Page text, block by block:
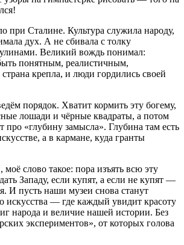
при Сталине. Культура служила народу,
дух. А не сбивала с толку
Великий вождь понимал:
понятным, реалистичным,
крепла, и люди гордились своей
порядок. Хватит кормить эту богему,
лошади и чёрные квадраты, а потом
про «глубину замысла». Глубина там есть
а в кармане, куда гранты
слово такое: пора изъять всю эту
Западу, если купят, а если не купят —
И пусть наши музеи снова станут
искусства — где каждый увидит красоту
народа и величие нашей истории. Без
экспериментов», от которых голова